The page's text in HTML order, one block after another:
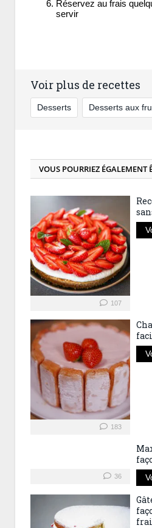
Réservez au frais
servir
Voir plus de recettes
Desserts Desserts aux
VOUS POURRIEZ ÉGALEMENT
107
183
36